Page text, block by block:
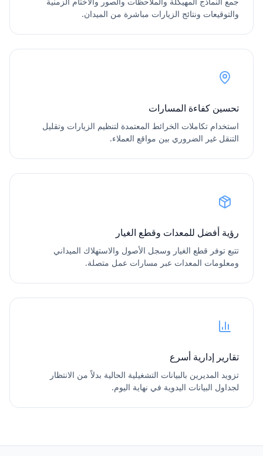
والتوقيعات ونتائج الزيارات مباشرة من الميدان.
تحسين كفاءة المسارات
استخدام تكاملات الخرائط المعتمدة لتنظيم الزيارات وتقليل
التنقل غير الضروري بين مواقع العملاء.
رؤية أفضل للمعدات وقطع الغيار
تتبع توفر قطع الغيار وسجل الأصول والاستهلاك الميداني
ومعلومات المعدات عبر مسارات عمل متصلة.
تقارير إدارية أسرع
تزويد المديرين بالبيانات التشغيلية الحالية بدلاً من الانتظار
لجداول البيانات اليدوية في نهاية اليوم.